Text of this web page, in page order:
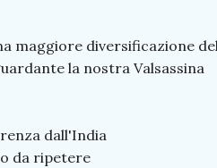
maggiore diversificazione
la nostra Valsassina
dall'India
da ripetere